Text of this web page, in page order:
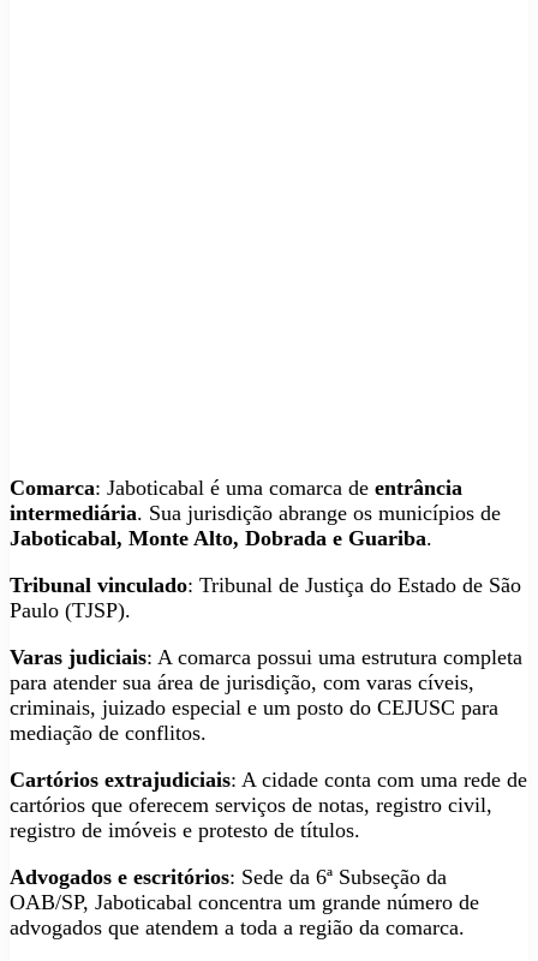
Comarca: Jaboticabal é uma comarca de entrância
intermediária. Sua jurisdição abrange os municípios de
Jaboticabal, Monte Alto, Dobrada e Guariba.
Tribunal vinculado: Tribunal de Justiça do Estado de São
Paulo (TJSP).
Varas judiciais: A comarca possui uma estrutura completa
para atender sua área de jurisdição, com varas cíveis,
criminais, juizado especial e um posto do CEJUSC para
mediação de conflitos.
Cartórios extrajudiciais: A cidade conta com uma rede de
cartórios que oferecem serviços de notas, registro civil,
registro de imóveis e protesto de títulos.
Advogados e escritórios: Sede da 6ª Subseção da
OAB/SP, Jaboticabal concentra um grande número de
advogados que atendem a toda a região da comarca.